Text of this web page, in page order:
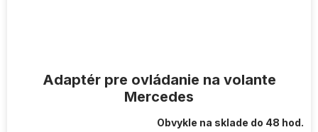
Adaptér pre ovládanie na volante
Mercedes
Obvykle na sklade do 48 hod.